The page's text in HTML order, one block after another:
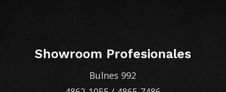
Showroom Profesionales
Bulnes 992